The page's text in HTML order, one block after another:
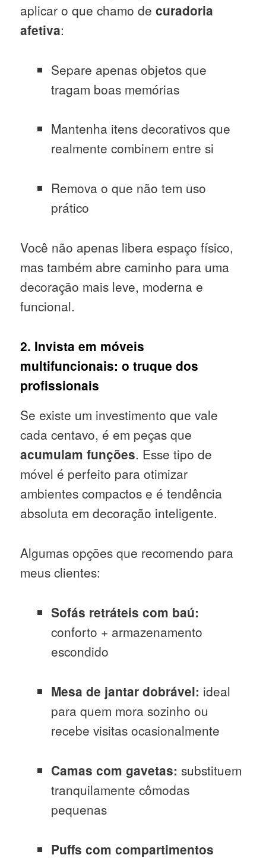
aplicar o que chamo decuradoria
afetiva:
Separe apenas objetos que
tragam boas memórias
Mantenha itens decorativos que
realmente combinem entre si
Remova o que não tem uso
prático
Você não apenas libera espaço físico,
mas também abre caminho para uma
decoração mais leve, moderna e
funcional.
2. Invista em móveis
multifuncionais: o truque dos
profissionais
Se existe um investimento que vale
cada centavo, é em peças que
acumulam funções. Esse tipo de
móvel é perfeito para otimizar
ambientes compactos e é tendência
absoluta em decoração inteligente.
Algumas opções que recomendo para
meus clientes:
Sofás retráteis com baú:
conforto + armazenamento
escondido
Mesa de jantar dobrável: ideal
para quem mora sozinho ou
recebe visitas ocasionalmente
Camas com gavetas: substituem
tranquilamente cômodas
pequenas
Puffs com compartimentos